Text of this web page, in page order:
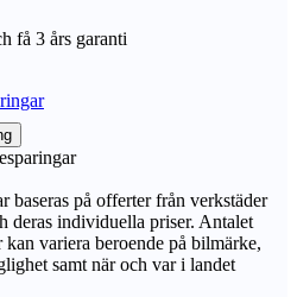
få 3 års garanti
baseras på offerter från verkstäder
deras individuella priser. Antalet
variera beroende på bilmärke,
samt när och var i landet